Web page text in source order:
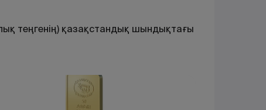
теңгенің) қазақстандық шындықтағы